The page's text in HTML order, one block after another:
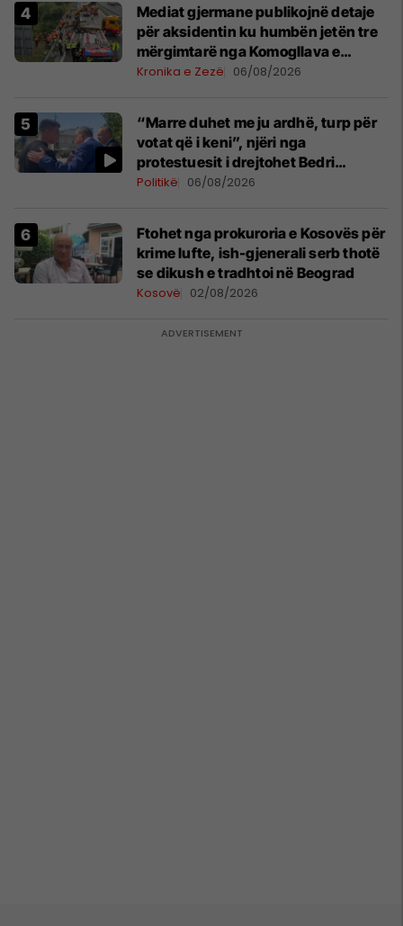
Mediat gjermane publikojnë detaje
për aksidentin ku humbën jetën tre
mërgimtarë nga Komogllava e
Ferizajt
Kronika e Zezë 06/08/2026
“Marre duhet me ju ardhë, turp për
votat që i keni”, njëri nga
protestuesit i drejtohet Bedri
Hamzës
Politikë 06/08/2026
Ftohet nga prokuroria e Kosovës për
krime lufte, ish-gjenerali serb thotë
se dikush e tradhtoi në Beograd
Kosovë 02/08/2026